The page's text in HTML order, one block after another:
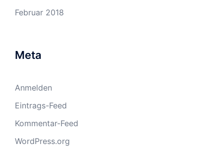
Februar 2018
Meta
Anmelden
Eintrags-Feed
Kommentar-Feed
WordPress.org